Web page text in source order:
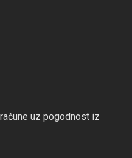
uz pogodnost iz